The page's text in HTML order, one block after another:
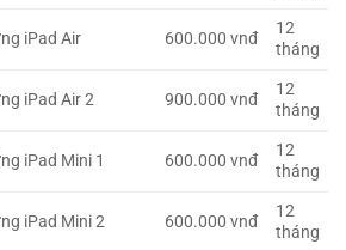
iPad Air 600.000 vnđ
12
tháng
iPad Air 2 900.000 vnđ
12
tháng
iPad Mini 1 600.000 vnđ
12
tháng
iPad Mini 2 600.000 vnđ
12
tháng